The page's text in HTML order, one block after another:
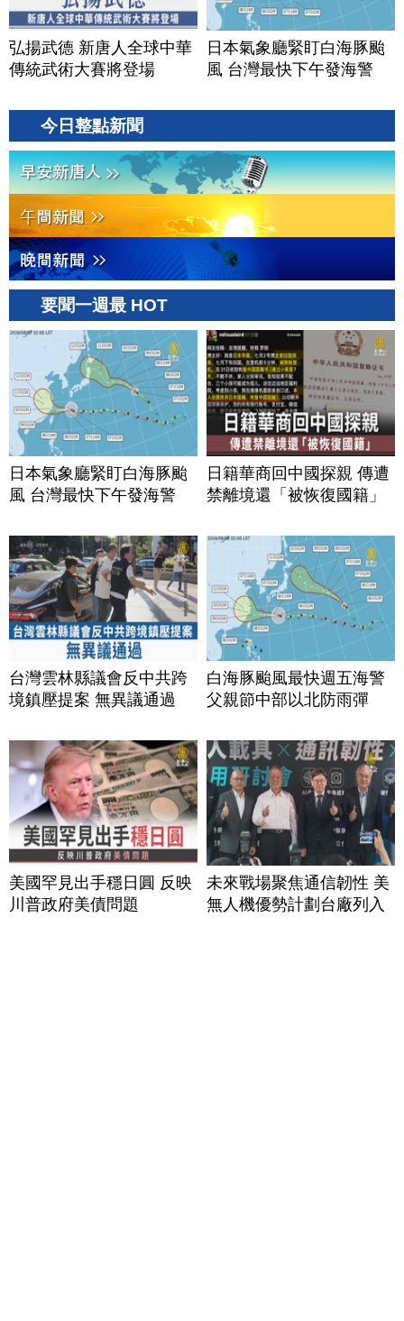
弘揚武德 新唐人全球中華
傳統武術大賽將登場
日本氣象廳緊盯白海豚颱
風 台灣最快下午發海警
今日整點新聞
要聞一週最 HOT
日本氣象廳緊盯白海豚颱
風 台灣最快下午發海警
日籍華商回中國探親 傳遭
禁離境還「被恢復國籍」
台灣雲林縣議會反中共跨
境鎮壓提案 無異議通過
白海豚颱風最快週五海警
父親節中部以北防雨彈
美國罕見出手穩日圓 反映
川普政府美債問題
未來戰場聚焦通信韌性 美
無人機優勢計劃台廠列入